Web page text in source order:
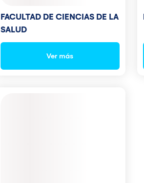
FACULTAD DE CIENCIAS DE LA
SALUD
Ver más